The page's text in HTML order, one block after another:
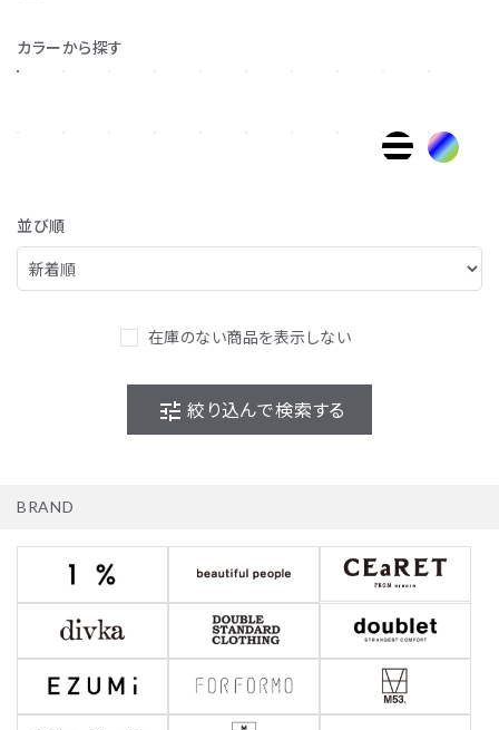
カラーから探す
並び順
在庫のない商品を表示しない
tune 絞り込んで検索する
BRAND